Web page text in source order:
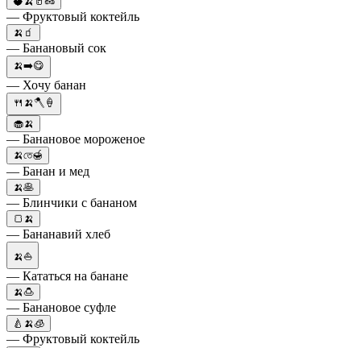
— Фруктовый коктейль
🍌🧃
— Банановый сок
🍌➡️😋
— Хочу банан
🍴🍌🪓🍦
🧁🍌
— Банановое мороженое
🍌তে🍯
— Банан и мед
🍌🥞
— Блинчики с бананом
🍞🍌
— Бананавий хлеб
🍌⛵️
— Кататься на банане
🍌🍮
— Банановое суфле
🍐🍌🧊
— Фруктовый коктейль